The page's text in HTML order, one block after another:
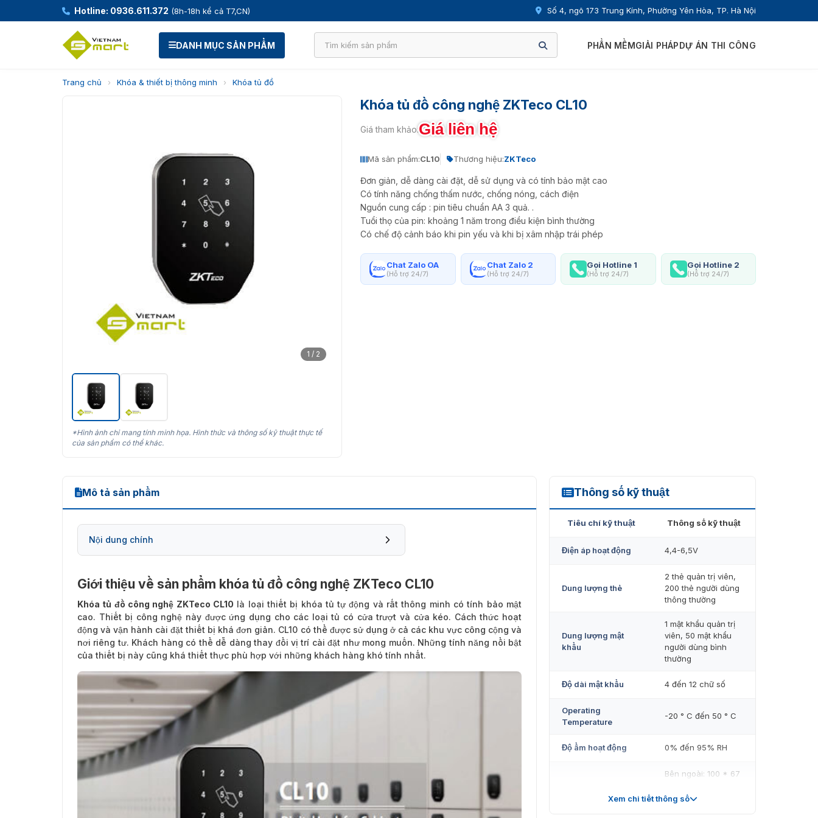
Hotline: 0936.611.372 (8h-18h kể cả T7,CN) Số 4, ngõ 173 Trung Kính, Phường Yên Hòa, TP. Hà Nội
DANH MỤC SẢN PHẨM PHẦN MỀMGIẢI PHÁPDỰ ÁN THI CÔNG
Trang chủ › Khóa & thiết bị thông minh › Khóa tủ đồ
1 / 2
*Hình ảnh chỉ mang tính minh họa. Hình thức và thông số kỹ thuật thực tế
của sản phẩm có thể khác.
Khóa tủ đồ công nghệ ZKTeco CL10
Giá tham khảo:Giá liên hệ
Mã sản phẩm:CL10 Thương hiệu:ZKTeco
Đơn giản, dễ dàng cài đặt, dễ sử dụng và có tính bảo mật cao
Có tính năng chống thấm nước, chống nóng, cách điện
Nguồn cung cấp : pin tiêu chuẩn AA 3 quả. .
Tuổi thọ của pin: khoảng 1 năm trong điều kiện bình thường
Có chế độ cảnh báo khi pin yếu và khi bị xâm nhập trái phép
Chat Zalo OA
(Hỗ trợ 24/7)
Chat Zalo 2
(Hỗ trợ 24/7)
Gọi Hotline 1
(Hỗ trợ 24/7)
Gọi Hotline 2
(Hỗ trợ 24/7)
Mô tả sản phẩm
Nội dung chính
Ứng dụng và sử dụng thiết bị khóa tủ đồ công nghệ ZKTeco CL10
Giới thiệu về sản phẩm khóa tủ đồ công nghệ ZKTeco CL10
Khóa tủ đồ công nghệ ZKTeco CL10 là loại thiết bị khóa tủ tự động và rất thông minh có tính bảo mật
cao. Thiết bị công nghệ này được ứng dụng cho các loại tủ có cửa trượt và cửa kéo. Cách thức hoạt
động và vận hành cài đặt thiết bị khá đơn giản. CL10 có thể được sử dụng ở cả các khu vực công cộng và
nơi riêng tư. Khách hàng có thể dễ dàng thay đổi vị trí cài đặt như mong muốn. Những tính năng nổi bật
của thiết bị này cũng khá thiết thực phù hợp với những khách hàng khó tính nhất.
Thông số kỹ thuật
CL10
Tiêu chí kỹ thuật Thông số kỹ thuật
Điện áp hoạt động 4,4-6,5V
Dung lượng thẻ
2 thẻ quản trị viên,
200 thẻ người dùng
thông thường
Dung lượng mật
khẩu
1 mật khẩu quản trị
viên, 50 mật khẩu
người dùng bình
thường
Độ dài mật khẩu 4 đến 12 chữ số
Operating
Temperature
-20 ° C đến 50 ° C
Độ ẩm hoạt động 0% đến 95% RH
Kích thước (mm)
Bên ngoài: 100 * 67
Xem chi tiết thông số